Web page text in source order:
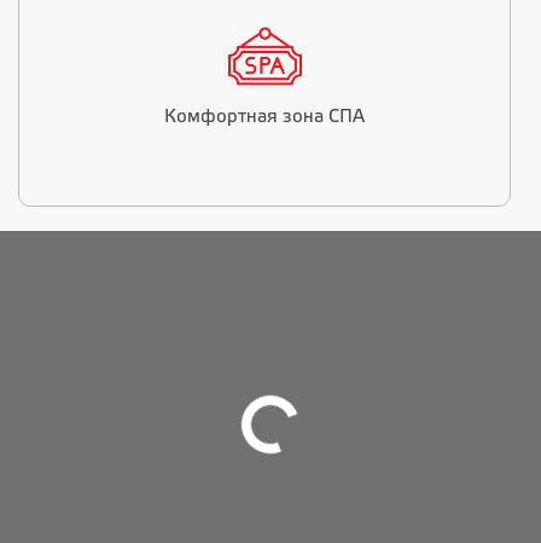
Комфортная зона СПА